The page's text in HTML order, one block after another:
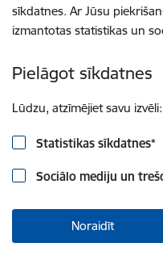
sīkdatnes. Ar Jūsu
izmantotas statistikas un
Pielāgot sīkdatnes
Lūdzu, atzīmējiet savu izvēli:
Statistikas sīkdatnes*
Sociālo mediju un
Noraidīt